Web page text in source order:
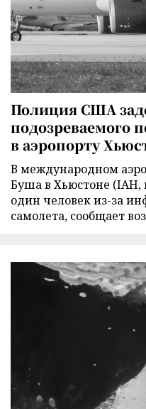
Полиция США
подозреваемого
в аэропорту
В международном
Буша в Хьюстоне
один человек из-за
самолета, сообщает